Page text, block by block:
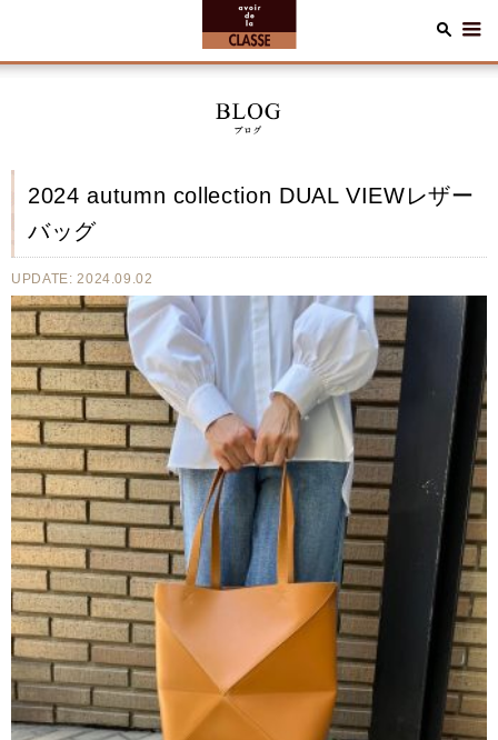
2024 autumn collection DUAL VIEWレザー
バッグ
UPDATE: 2024.09.02